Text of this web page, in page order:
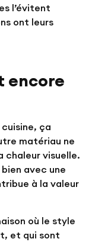
l’évitent
ont leurs
encore
ça
matériau ne
chaleur visuelle.
avec une
à la valeur
où le style
et qui sont